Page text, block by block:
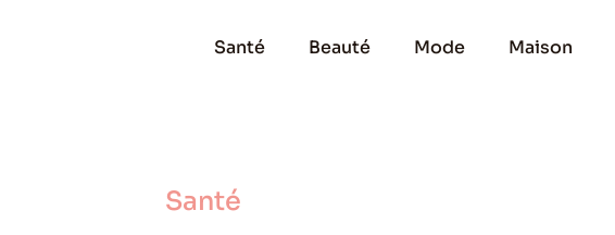
Santé Beauté Mode Maison
Santé